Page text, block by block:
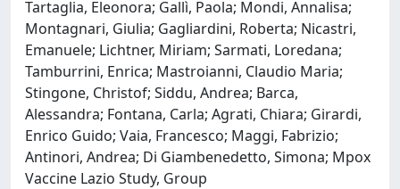
Tartaglia, Eleonora; Gallì, Paola; Mondi, Annalisa;
Montagnari, Giulia; Gagliardini, Roberta; Nicastri,
Emanuele; Lichtner, Miriam; Sarmati, Loredana;
Tamburrini, Enrica; Mastroianni, Claudio Maria;
Stingone, Christof; Siddu, Andrea; Barca,
Alessandra; Fontana, Carla; Agrati, Chiara; Girardi,
Enrico Guido; Vaia, Francesco; Maggi, Fabrizio;
Antinori, Andrea; Di Giambenedetto, Simona; Mpox
Vaccine Lazio Study, Group